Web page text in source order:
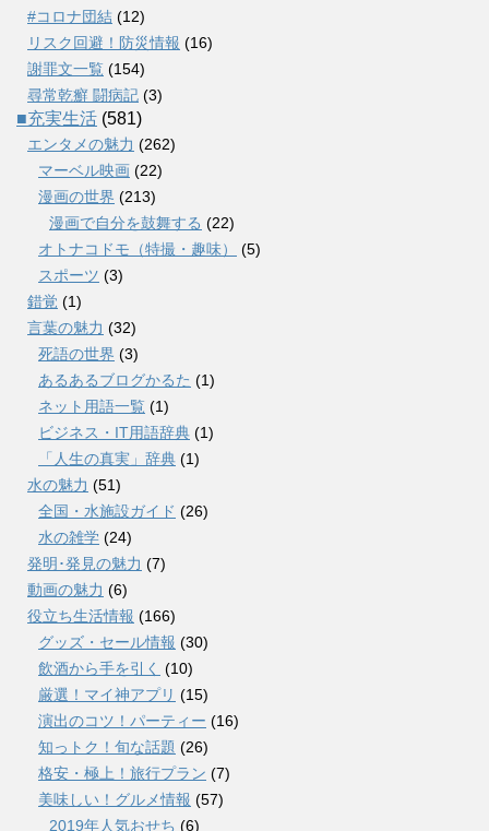
#コロナ団結 (12)
リスク回避！防災情報 (16)
謝罪文一覧 (154)
尋常乾癬 闘病記 (3)
■充実生活 (581)
エンタメの魅力 (262)
マーベル映画 (22)
漫画の世界 (213)
漫画で自分を鼓舞する (22)
オトナコドモ（特撮・趣味）
(5)
スポーツ (3)
錯覚 (1)
言葉の魅力 (32)
死語の世界 (3)
あるあるブログかるた (1)
ネット用語一覧 (1)
ビジネス・IT用語辞典 (1)
「人生の真実」辞典 (1)
水の魅力 (51)
全国・水施設ガイド (26)
水の雑学 (24)
発明･発見の魅力 (7)
動画の魅力 (6)
役立ち生活情報 (166)
グッズ・セール情報 (30)
飲酒から手を引く (10)
厳選！マイ神アプリ (15)
演出のコツ！パーティー (16)
知っトク！旬な話題 (26)
格安・極上！旅行プラン (7)
美味しい！グルメ情報 (57)
2019年人気おせち (6)